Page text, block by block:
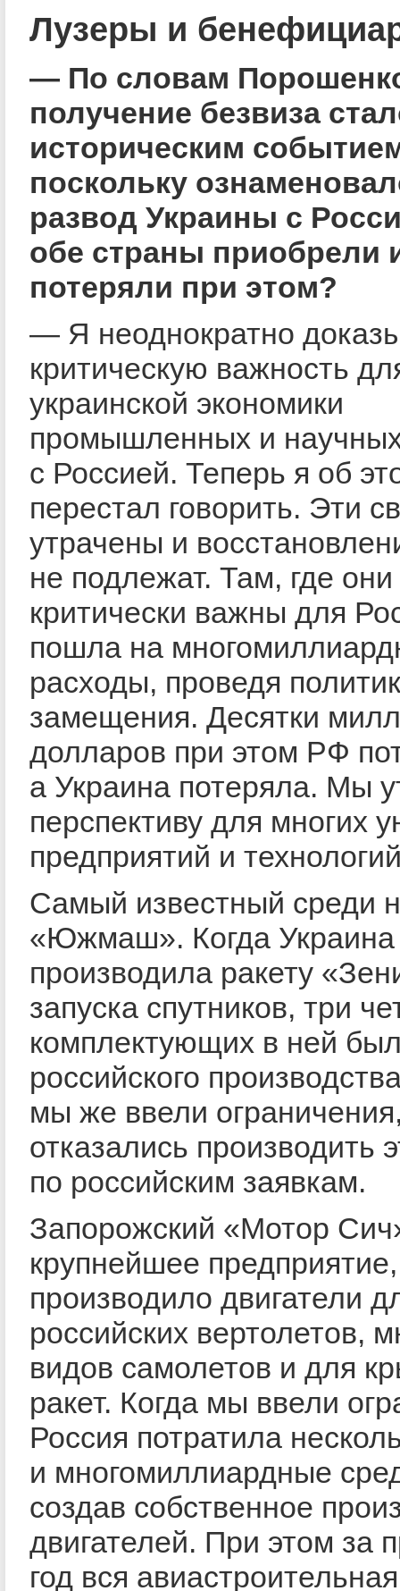
Лузеры и
— По словам
получение безвиза
историческим
поскольку
развод Украины с
обе страны приобрели
потеряли при этом?
— Я неоднократно
критическую важность
украинской экономики
промышленных и
с Россией. Теперь я об
перестал говорить. Эти
утрачены и
не подлежат. Там, где
критически важны для
пошла на
расходы, проведя
замещения. Десятки
долларов при этом РФ
а Украина потеряла. Мы
перспективу для многих
предприятий и
Самый известный среди
«Южмаш». Когда Украина
производила ракету
запуска спутников, три
комплектующих в ней
российского
мы же ввели
отказались производить
по российским заявкам.
Запорожский «Мотор
крупнейшее
производило двигатели
российских вертолетов,
видов самолетов и для
ракет. Когда мы ввели
Россия потратила
и многомиллиардные
создав собственное
двигателей. При этом за
год вся авиастроительная